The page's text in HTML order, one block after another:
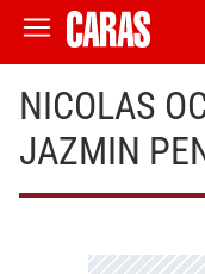
NICOLAS
JAZMIN